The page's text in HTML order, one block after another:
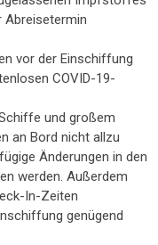
Abreisetermin
vor der Einschiffung
COVID-19-
und großem
an Bord nicht allzu
Änderungen in den
werden. Außerdem
In-Zeiten
genügend